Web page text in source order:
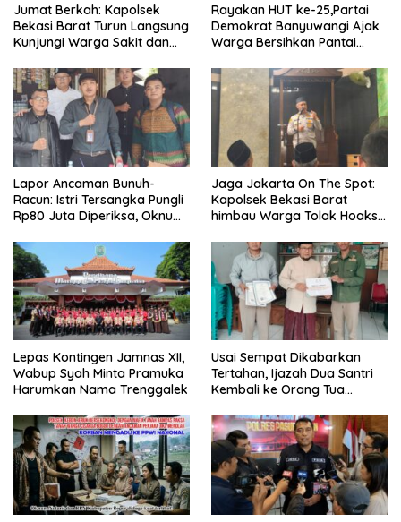
Jumat Berkah: Kapolsek
Bekasi Barat Turun Langsung
Kunjungi Warga Sakit dan
Rayakan HUT ke-25,Partai
Demokrat Banyuwangi Ajak
Warga Bersihkan Pantai
Lapor Ancaman Bunuh-
Racun: Istri Tersangka Pungli
Rp80 Juta Diperiksa, Oknum
Disdagperin
Jaga Jakarta On The Spot:
Kapolsek Bekasi Barat
himbau Warga Tolak Hoaks
Sholat Jumat
Lepas Kontingen Jamnas XII,
Wabup Syah Minta Pramuka
Harumkan Nama Trenggalek
Usai Sempat Dikabarkan
Tertahan, Ijazah Dua Santri
Kembali ke Orang Tua